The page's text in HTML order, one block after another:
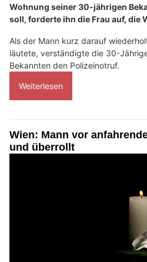
Wohnung seiner 30-jährigen
soll, forderte ihn die Frau auf, die
Als der Mann kurz darauf
läutete, verständigte die 30-
Bekannten den Polizeinotruf.
Weiterlesen
Wien: Mann vor
und überrollt